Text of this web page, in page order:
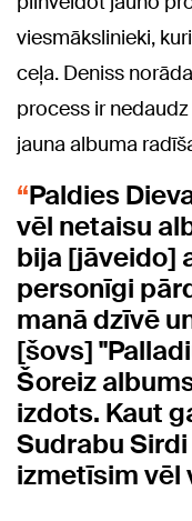
viesmākslinieki,
ceļa. Deniss
process ir
jauna albuma
Paldies
vēl netaisu
bija [jāveido]
personīgi
manā dzīvē
[šovs]
Šoreiz
izdots. Kaut
Sudrabu
izmetīsim vēl